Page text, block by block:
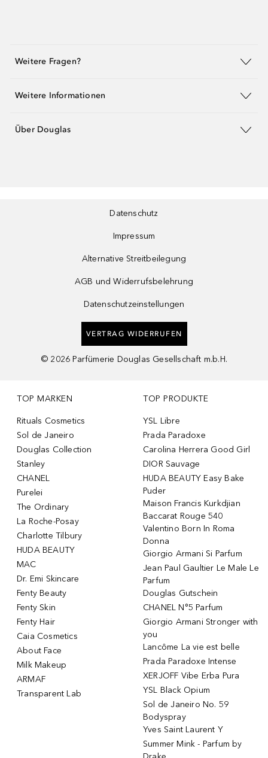
Weitere Fragen?
Weitere Informationen
Über Douglas
Datenschutz
Impressum
Alternative Streitbeilegung
AGB und Widerrufsbelehrung
Datenschutzeinstellungen
VERTRAG WIDERRUFEN
© 2026 Parfümerie Douglas Gesellschaft m.b.H.
TOP MARKEN
Rituals Cosmetics
Sol de Janeiro
Douglas Collection
Stanley
CHANEL
Purelei
The Ordinary
La Roche-Posay
Charlotte Tilbury
HUDA BEAUTY
MAC
Dr. Emi Skincare
Fenty Beauty
Fenty Skin
Fenty Hair
Caia Cosmetics
About Face
Milk Makeup
ARMAF
Transparent Lab
TOP PRODUKTE
YSL Libre
Prada Paradoxe
Carolina Herrera Good Girl
DIOR Sauvage
HUDA BEAUTY Easy Bake
Puder
Maison Francis Kurkdjian
Baccarat Rouge 540
Valentino Born In Roma
Donna
Giorgio Armani Si Parfum
Jean Paul Gaultier Le Male Le
Parfum
Douglas Gutschein
CHANEL N°5 Parfum
Giorgio Armani Stronger with
you
Lancôme La vie est belle
Prada Paradoxe Intense
XERJOFF Vibe Erba Pura
YSL Black Opium
Sol de Janeiro No. 59
Bodyspray
Yves Saint Laurent Y
Summer Mink - Parfum by